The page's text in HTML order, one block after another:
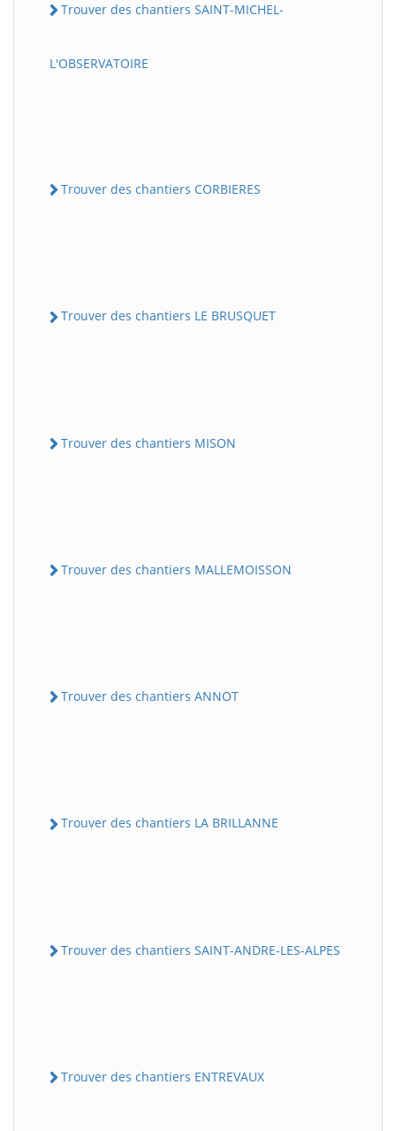
Trouver des chantiers SAINT-MICHEL-
L'OBSERVATOIRE
Trouver des chantiers CORBIERES
Trouver des chantiers LE BRUSQUET
Trouver des chantiers MISON
Trouver des chantiers MALLEMOISSON
Trouver des chantiers ANNOT
Trouver des chantiers LA BRILLANNE
Trouver des chantiers SAINT-ANDRE-LES-ALPES
Trouver des chantiers ENTREVAUX